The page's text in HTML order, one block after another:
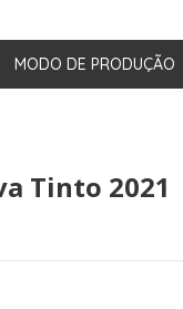
MODO DE PRODUÇÃO
Tinto 2021